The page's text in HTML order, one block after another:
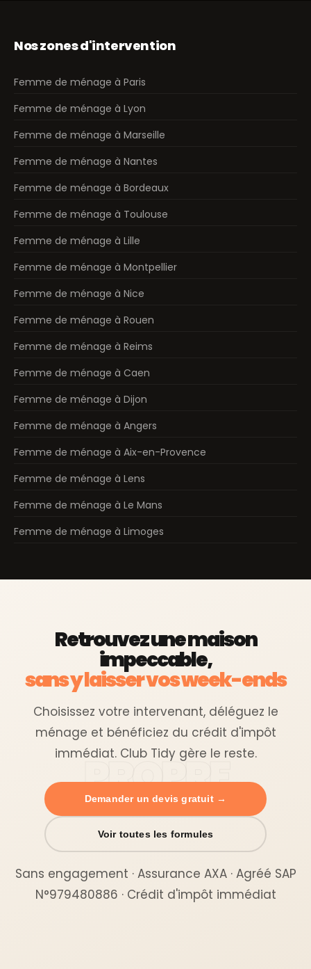
Nos zones d'intervention
Femme de ménage à Paris
Femme de ménage à Lyon
Femme de ménage à Marseille
Femme de ménage à Nantes
Femme de ménage à Bordeaux
Femme de ménage à Toulouse
Femme de ménage à Lille
Femme de ménage à Montpellier
Femme de ménage à Nice
Femme de ménage à Rouen
Femme de ménage à Reims
Femme de ménage à Caen
Femme de ménage à Dijon
Femme de ménage à Angers
Femme de ménage à Aix-en-Provence
Femme de ménage à Lens
Femme de ménage à Le Mans
Femme de ménage à Limoges
Retrouvez une maison
impeccable,
sans y laisser vos week-ends
Choisissez votre intervenant, déléguez le
ménage et bénéficiez du crédit d'impôt
immédiat. Club Tidy gère le reste.
Demander un devis gratuit →
Voir toutes les formules
Sans engagement · Assurance AXA · Agréé SAP
N°979480886 · Crédit d'impôt immédiat